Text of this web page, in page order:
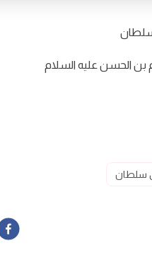
بن الحسن عليه السلام
سلطان